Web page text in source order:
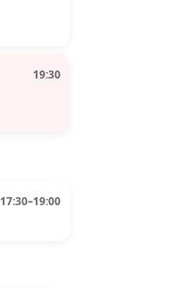
19:30
17:30–19:00